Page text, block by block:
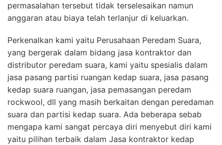
permasalahan tersebut tidak terselesaikan namun
anggaran atau biaya telah terlanjur di keluarkan.
Perkenalkan kami yaitu Perusahaan Peredam Suara,
yang bergerak dalam bidang jasa kontraktor dan
distributor peredam suara, kami yaitu spesialis dalam
jasa pasang partisi ruangan kedap suara, jasa pasang
kedap suara ruangan, jasa pemasangan peredam
rockwool, dll yang masih berkaitan dengan peredaman
suara dan partisi kedap suara. Ada beberapa sebab
mengapa kami sangat percaya diri menyebut diri kami
yaitu pilihan terbaik dalam Jasa kontraktor kedap